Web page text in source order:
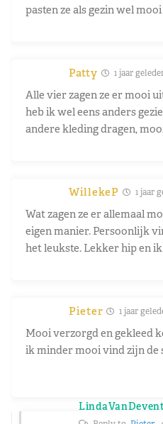
pasten ze als gezin wel
Patty 1 jaar
Alle vier zagen ze er mooi
heb ik wel eens anders
andere kleding dragen,
WillekeP 1 jaar
Wat zagen ze er allemaal
eigen manier. Persoonlijk
het leukste. Lekker hip en
Pieter 1 jaar
Mooi verzorgd en gekleed
ik minder mooi vind zijn de